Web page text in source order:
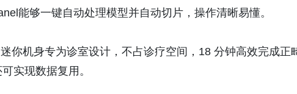
能够一键自动处理模型并自动切片，操作清晰易懂。
你机身专为诊室设计，不占诊疗空间，18 分钟高效完成正
实现数据复用。